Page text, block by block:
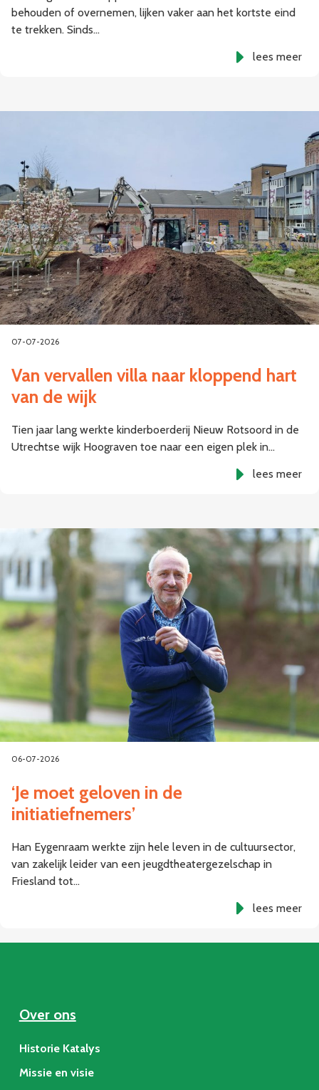
behouden of overnemen, lijken vaker aan het kortste eind
te trekken. Sinds…
lees meer
07-07-2026
Van vervallen villa naar kloppend hart
van de wijk
Tien jaar lang werkte kinderboerderij Nieuw Rotsoord in de
Utrechtse wijk Hoograven toe naar een eigen plek in…
lees meer
06-07-2026
‘Je moet geloven in de
initiatiefnemers’
Han Eygenraam werkte zijn hele leven in de cultuursector,
van zakelijk leider van een jeugdtheatergezelschap in
Friesland tot…
lees meer
Over ons
Historie Katalys
Missie en visie